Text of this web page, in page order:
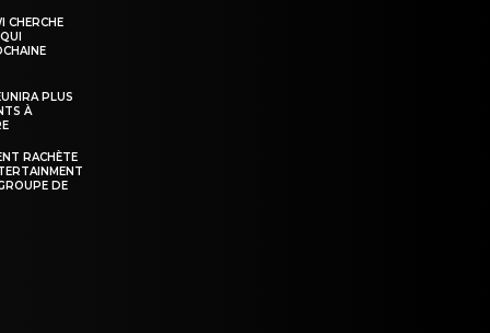
CHERCHE
PLUS
À
RACHÈTE
DE